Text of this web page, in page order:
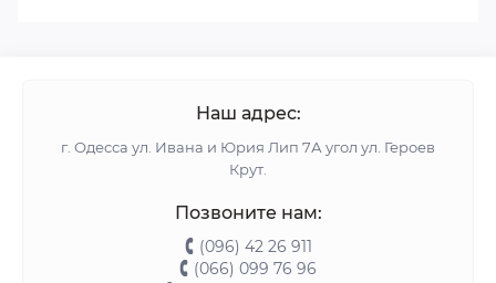
Наш адрес:
г. Одесса ул. Ивана и Юрия Лип 7А угол ул. Героев
Крут.
Позвоните нам:
(096) 42 26 911
(066) 099 76 96